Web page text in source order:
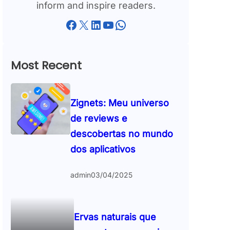
inform and inspire readers.
Facebook X LinkedIn YouTube WhatsApp
Most Recent
Zignets: Meu universo
de reviews e
descobertas no mundo
dos aplicativos
admin03/04/2025
Ervas naturais que